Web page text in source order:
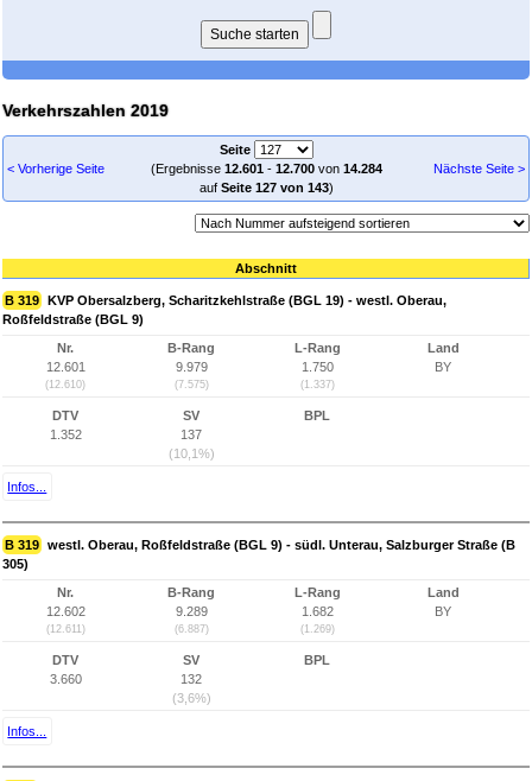
Verkehrszahlen 2019
< Vorherige Seite
Seite
(Ergebnisse 12.601- 12.700von 14.284
auf Seite 127 von 143)
Nächste Seite >
Abschnitt
B 319 KVP Obersalzberg, Scharitzkehlstraße (BGL 19) - westl. Oberau,
Roßfeldstraße (BGL 9)
Nr.
12.601
(12.610)
B-Rang
9.979
(7.575)
L-Rang
1.750
(1.337)
Land
BY
DTV
1.352
SV
137
(10,1%)
BPL
Infos...
B 319 westl. Oberau, Roßfeldstraße (BGL 9) - südl. Unterau, Salzburger Straße (B
305)
Nr.
12.602
(12.611)
B-Rang
9.289
(6.887)
L-Rang
1.682
(1.269)
Land
BY
DTV
3.660
SV
132
(3,6%)
BPL
Infos...